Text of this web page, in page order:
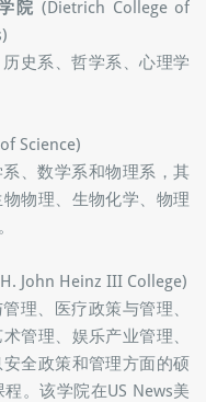
院
史系、哲学系、心理学
Science)
、数学系和物理系，其
物理、生物化学、物理
John Heinz III College)
理、医疗政策与管理、
管理、娱乐产业管理、
全政策和管理方面的硕